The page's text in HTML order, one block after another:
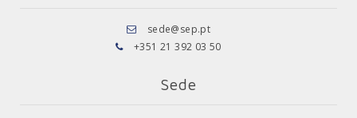
sede@sep.pt
+351 21 392 03 50
Sede